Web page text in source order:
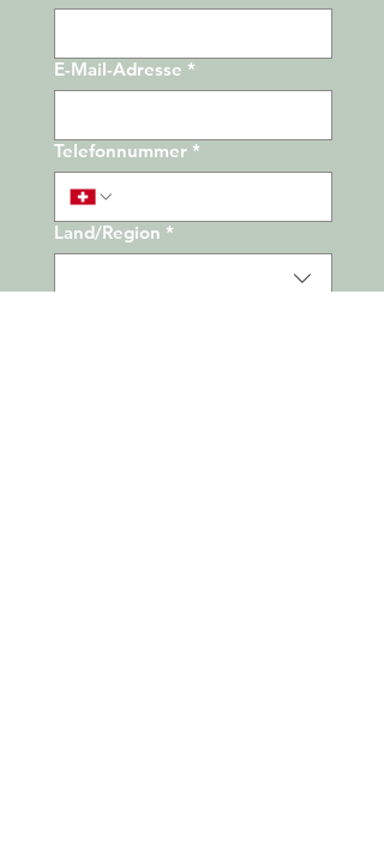
E-Mail-Adresse *
Telefonnummer *
Adresse
Land/Region *